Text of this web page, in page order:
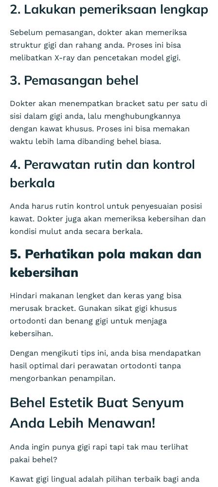
2. Lakukan pemeriksaan lengkap
Sebelum pemasangan, dokter akan memeriksa
struktur gigi dan rahang anda. Proses ini bisa
melibatkan X-ray dan pencetakan model gigi.
3. Pemasangan behel
Dokter akan menempatkan bracket satu per satu di
sisi dalam gigi anda, lalu menghubungkannya
dengan kawat khusus. Proses ini bisa memakan
waktu lebih lama dibanding behel biasa.
4. Perawatan rutin dan kontrol
berkala
Anda harus rutin kontrol untuk penyesuaian posisi
kawat. Dokter juga akan memeriksa kebersihan dan
kondisi mulut anda secara berkala.
5. Perhatikan pola makan dan
kebersihan
Hindari makanan lengket dan keras yang bisa
merusak bracket. Gunakan sikat gigi khusus
ortodonti dan benang gigi untuk menjaga
kebersihan.
Dengan mengikuti tips ini, anda bisa mendapatkan
hasil optimal dari perawatan ortodonti tanpa
mengorbankan penampilan.
Behel Estetik Buat Senyum
Anda Lebih Menawan!
Anda ingin punya gigi rapi tapi tak mau terlihat
pakai behel?
Kawat gigi lingual adalah pilihan terbaik bagi anda